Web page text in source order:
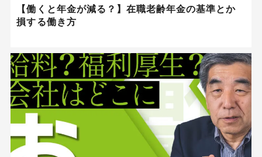
【働くと年金が減る？】在職老齢年金の基準とか
損する働き方